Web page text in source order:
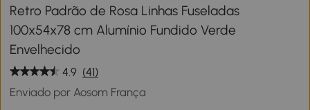
Retro Padrão de Rosa Linhas Fuseladas
100x54x78 cm Alumínio Fundido Verde
Envelhecido
4.9 (41)
Enviado por Aosom França